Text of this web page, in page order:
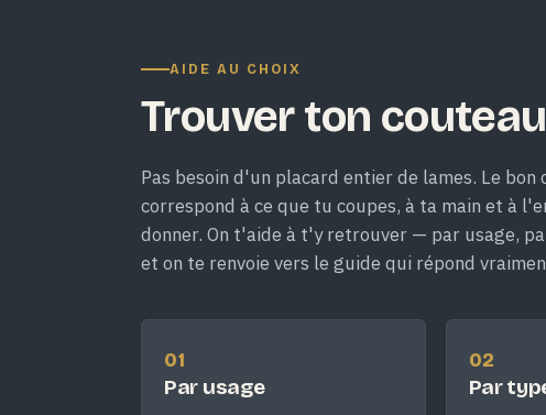
AIDE AU CHOIX
Trouver ton
Pas besoin d'un placard entier de lames. Le
correspond à ce que tu coupes, à ta main et à
donner. On t'aide à t'y retrouver — par usage,
et on te renvoie vers le guide qui répond
01
Par usage
02
Par